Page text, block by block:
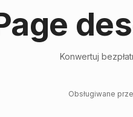
Konwertuj
Obsługiwane